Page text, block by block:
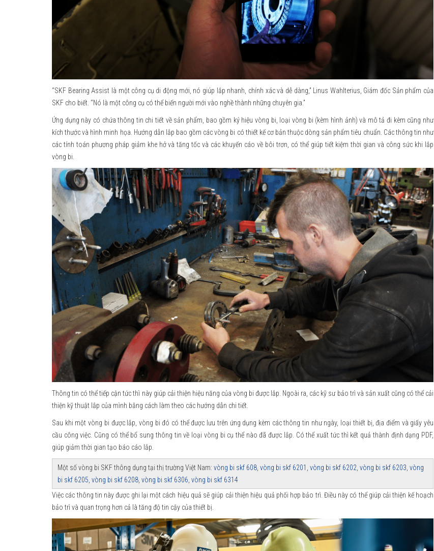
“SKF Bearing Assist là một công cụ di động mới, nó giúp lắp nhanh, chính xác và dễ dàng,” Linus Wahlterius, Giám đốc Sản phẩm của
SKF cho biết. “Nó là một công cụ có thể biến người mới vào nghề thành những chuyên gia.”
Ứng dụng này có chứa thông tin chi tiết về sản phẩm, bao gồm ký hiệu vòng bi, loại vòng bi (kèm hình ảnh) và mô tả đi kèm cũng như
kích thước và hình minh họa. Hướng dẫn lắp bao gồm các vòng bi có thiết kế cơ bản thuộc dòng sản phẩm tiêu chuẩn. Các thông tin như
các tính toán phương pháp giảm khe hở và tăng tốc và các khuyến cáo về bôi trơn, có thể giúp tiết kiệm thời gian và công sức khi lắp
vòng bi.
Thông tin có thể tiếp cận tức thì này giúp cải thiện hiệu năng của vòng bi được lắp. Ngoài ra, các kỹ sư bảo trì và sản xuất cũng có thể cải
thiện kỹ thuật lắp của mình bằng cách làm theo các hướng dẫn chi tiết.
Sau khi một vòng bi được lắp, vòng bi đó có thể được lưu trên ứng dụng kèm các thông tin như ngày, loại thiết bị, địa điểm và giấy yêu
cầu công việc. Cũng có thể bổ sung thông tin về loại vòng bi cụ thể nào đã được lắp. Có thể xuất tức thì kết quả thành định dạng PDF,
giúp giảm thời gian tạo báo cáo lắp.
Một số vòng bi SKF thông dụng tại thị trường Việt Nam: vòng bi skf 608 vòng bi skf 6201 vòng bi skf 6202 vòng bi skf 6203 vòng
bi skf 6205 vòng bi skf 6208 vòng bi skf 6306 vòng bi skf 6314
Việc các thông tin này được ghi lại một cách hiệu quả sẽ giúp cải thiện hiệu quả phối hợp bảo trì. Điều này có thể giúp cải thiện kế hoạch
bảo trì và quan trọng hơn cả là tăng độ tin cậy của thiết bị.